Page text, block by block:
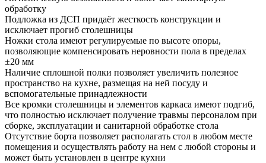
обработку
Подложка из ДСП придаёт жесткость конструкции и
исключает прогиб столешницы
Ножки стола имеют регулируемые по высоте опоры,
позволяющие компенсировать неровности пола в пределах
±20 мм
Наличие сплошной полки позволяет увеличить полезное
пространство на кухне, размещая на ней посуду и
вспомогательные принадлежности
Все кромки столешницы и элементов каркаса имеют подгиб,
что полностью исключает получение травмы персоналом при
сборке, эксплуатации и санитарной обработке стола
Отсутствие борта позволяет располагать стол в любом месте
помещения и осуществлять работу на нем с любой стороны и
может быть установлен в центре кухни